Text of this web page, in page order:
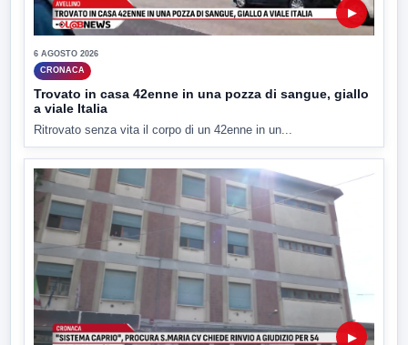
▶
6 AGOSTO 2026
CRONACA
Trovato in casa 42enne in una pozza di sangue, giallo
a viale Italia
Ritrovato senza vita il corpo di un 42enne in un...
▶